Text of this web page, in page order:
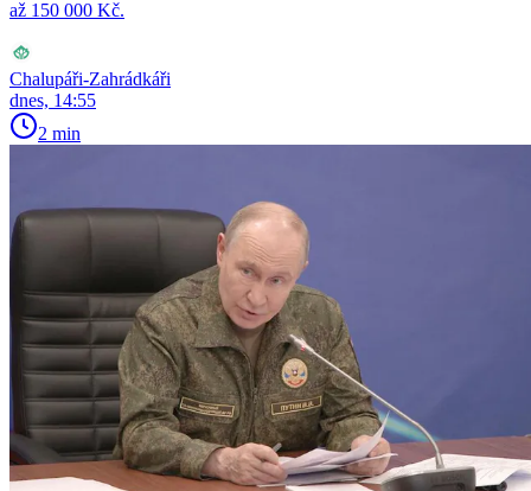
až 150 000 Kč.
Chalupáři-Zahrádkáři
dnes, 14:55
2 min